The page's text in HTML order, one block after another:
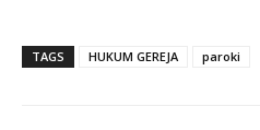
TAGS HUKUM GEREJA paroki